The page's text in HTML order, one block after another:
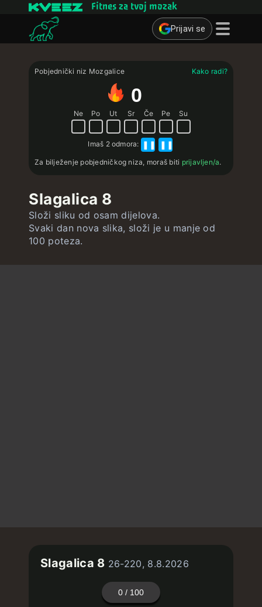
Fitnes za tvoj mozak
Prijavi se
Kvizovi
Kartice za učenje
Interaktivne vježbe
Korisnik
Izradi kviz
Kontakt
Pobjednički niz Mozgalice Kako radi?
0
Ne Po Ut Sr Če Pe Su
Imaš 2 odmora: ❚❚ ❚❚
Za bilježenje pobjedničkog niza, moraš biti prijavljen/a.
Slagalica 8
Složi sliku od osam dijelova.
Svaki dan nova slika, složi je u manje od
100 poteza.
Slagalica 8 26-220, 8.8.2026
0 / 100